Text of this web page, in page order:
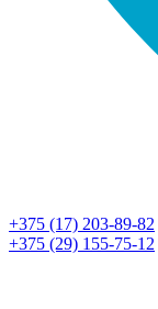
+375 (17) 203-89-82
+375 (29) 155-75-12